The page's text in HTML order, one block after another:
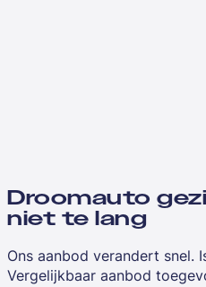
Droomauto
niet te lang
Ons aanbod verandert snel.
Vergelijkbaar aanbod